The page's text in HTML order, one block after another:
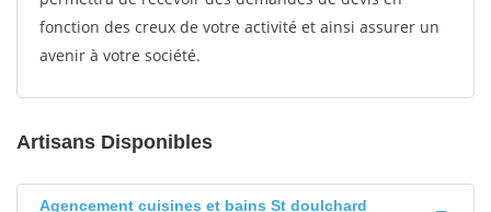
fonction des creux de votre activité et ainsi assurer un
avenir à votre société.
Artisans Disponibles
Agencement cuisines et bains St doulchard